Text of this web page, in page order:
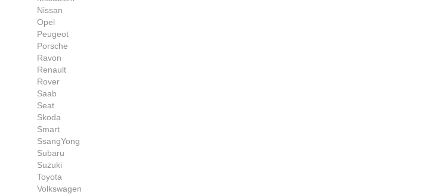
Nissan
Opel
Peugeot
Porsche
Ravon
Renault
Rover
Saab
Seat
Skoda
Smart
SsangYong
Subaru
Suzuki
Toyota
Volkswagen